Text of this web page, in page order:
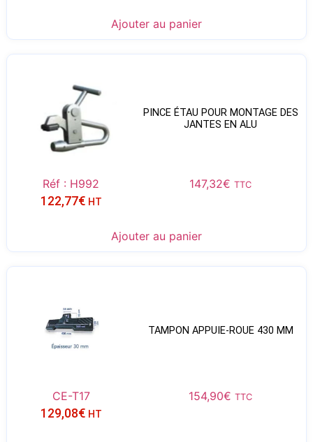
Ajouter au panier
PINCE ÉTAU POUR MONTAGE DES
JANTES EN ALU
Réf : H992 147,32€ TTC
122,77€ HT
Ajouter au panier
TAMPON APPUIE-ROUE 430 MM
CE-T17 154,90€ TTC
129,08€ HT